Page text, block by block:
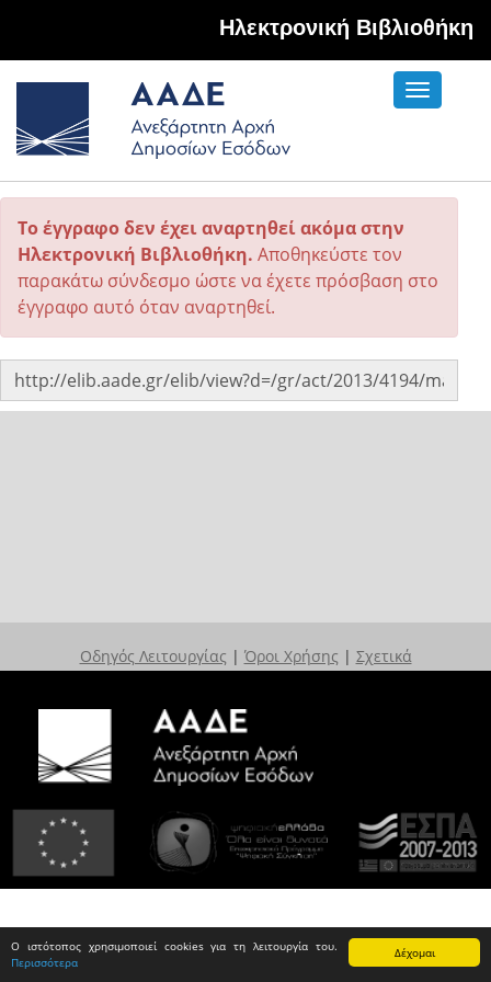
Δέχομαι
Ο ιστότοπος χρησιμοποιεί cookies για τη λειτουργία του.
Περισσότερα
Hλεκτρονική Βιβλιοθήκη
Toggle
Το έγγραφο δεν έχει αναρτηθεί ακόμα στην
Ηλεκτρονική Βιβλιοθήκη. Αποθηκεύστε τον
παρακάτω σύνδεσμο ώστε να έχετε πρόσβαση στο
έγγραφο αυτό όταν αναρτηθεί.
Οδηγός Λειτουργίας | Όροι Χρήσης | Σχετικά